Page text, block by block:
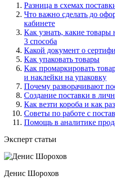
Разница в схемах
Что важно сделать до
кабинете
Как узнать, какие
3 способа
Какой документ о
Как упаковать товары
Как промаркировать
и наклейки на упаковку
Почему разворачивают
Создание поставки в
Как везти короба и как
Советы по работе с
Помощь в аналитике
Эксперт статьи
Денис Шорохов